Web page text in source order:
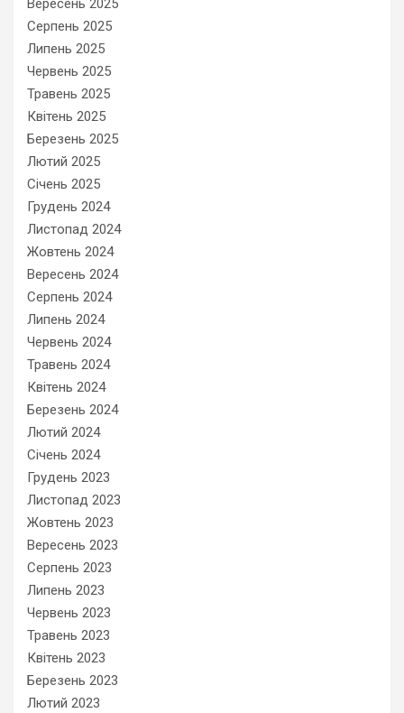
Вересень 2025
Серпень 2025
Липень 2025
Червень 2025
Травень 2025
Квітень 2025
Березень 2025
Лютий 2025
Січень 2025
Грудень 2024
Листопад 2024
Жовтень 2024
Вересень 2024
Серпень 2024
Липень 2024
Червень 2024
Травень 2024
Квітень 2024
Березень 2024
Лютий 2024
Січень 2024
Грудень 2023
Листопад 2023
Жовтень 2023
Вересень 2023
Серпень 2023
Липень 2023
Червень 2023
Травень 2023
Квітень 2023
Березень 2023
Лютий 2023